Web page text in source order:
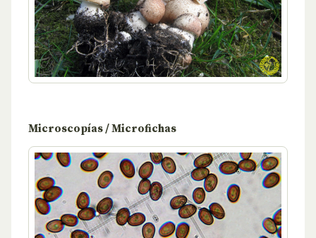
Microscopías / Microfichas